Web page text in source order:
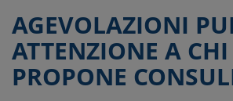
AGEVOLAZIONI
ATTENZIONE A CHI
PROPONE